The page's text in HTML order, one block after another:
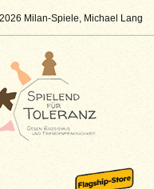
Milan-Spiele, Michael Lang